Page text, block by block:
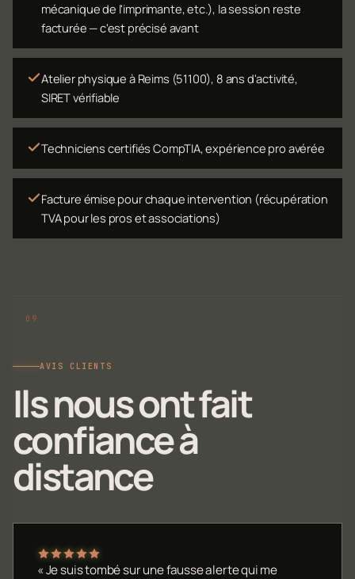
mécanique de l'imprimante, etc.), la session reste
facturée — c'est précisé avant
Atelier physique à Reims (51100), 8 ans d'activité,
SIRET vérifiable
Techniciens certifiés CompTIA, expérience pro avérée
Facture émise pour chaque intervention (récupération
TVA pour les pros et associations)
AVIS CLIENTS
Ils nous ont fait
confiance à
distance
« Je suis tombé sur une fausse alerte qui me